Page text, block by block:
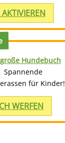
Hundebuch
Spannende
für Kinder!
WERFEN